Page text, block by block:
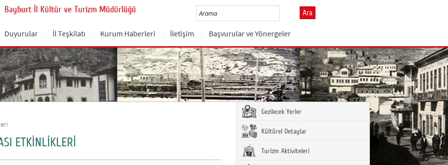
Bayburt İl Kültür ve Turizm Müdürlüğü Ara
Duyurular İl Teşkilatı Kurum Haberleri İletişim Başvurular ve Yönergeler
ETKİNLİKLERİ
Gezilecek Yerler
Kültürel Detaylar
Turizm Aktiviteleri